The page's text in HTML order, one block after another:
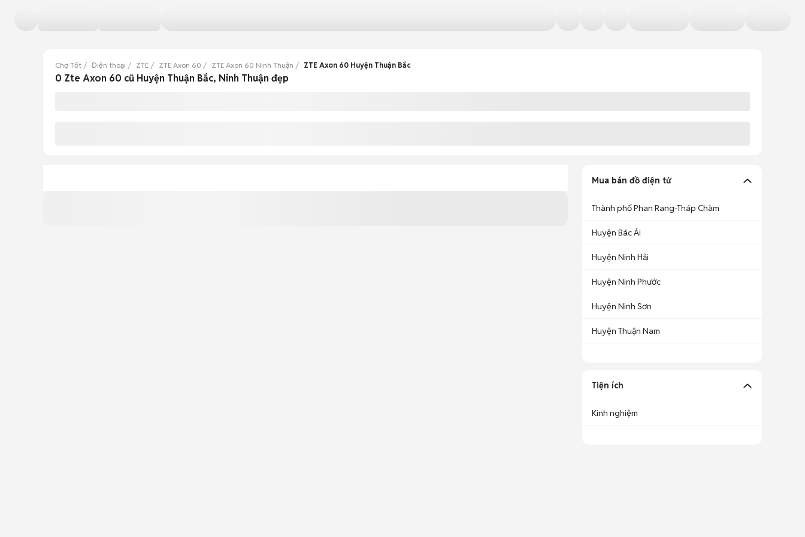
Chợ Tốt Điện thoại ZTE ZTE Axon 60 ZTE Axon 60 Ninh Thuận ZTE Axon 60 Huyện Thuận Bắc
0 Zte Axon 60 cũ Huyện Thuận Bắc, Ninh Thuận đẹp
Mua bán đồ điện tử
Thành phố Phan Rang-Tháp Chàm
Huyện Bác Ái
Huyện Ninh Hải
Huyện Ninh Phước
Huyện Ninh Sơn
Huyện Thuận Nam
Tiện ích
Kinh nghiệm